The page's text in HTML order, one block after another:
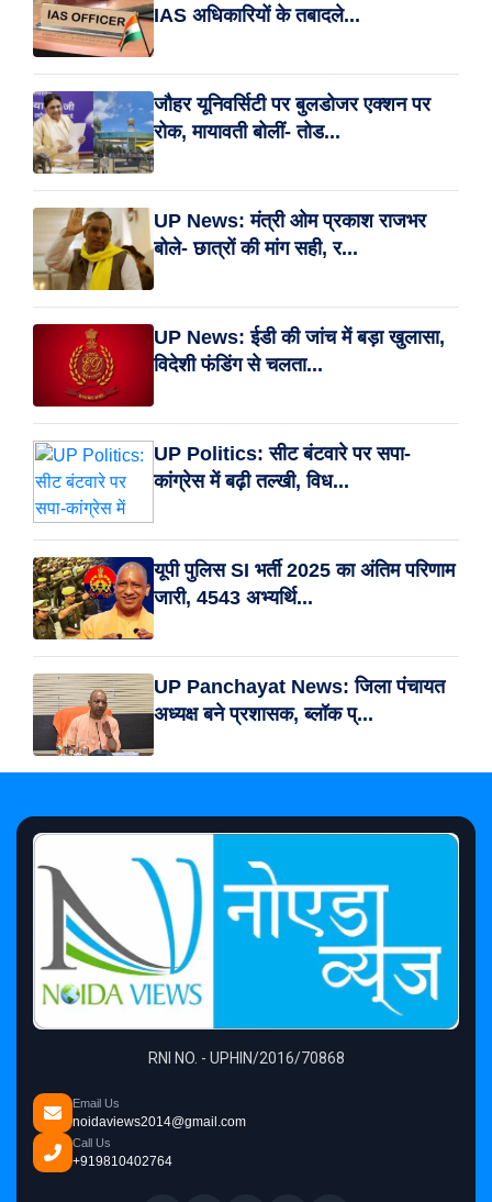
IAS अधिकारियों के तबादले...
जौहर यूनिवर्सिटी पर बुलडोजर एक्शन पर
रोक, मायावती बोलीं- तोड...
UP News: मंत्री ओम प्रकाश राजभर
बोले- छात्रों की मांग सही, र...
UP News: ईडी की जांच में बड़ा खुलासा,
विदेशी फंडिंग से चलता...
UP Politics: सीट बंटवारे पर सपा-
कांग्रेस में बढ़ी तल्खी, विध...
यूपी पुलिस SI भर्ती 2025 का अंतिम परिणाम
जारी, 4543 अभ्यर्थि...
UP Panchayat News: जिला पंचायत
अध्यक्ष बने प्रशासक, ब्लॉक प्...
RNI NO. - UPHIN/2016/70868
Email Us
noidaviews2014@gmail.com
Call Us
+919810402764